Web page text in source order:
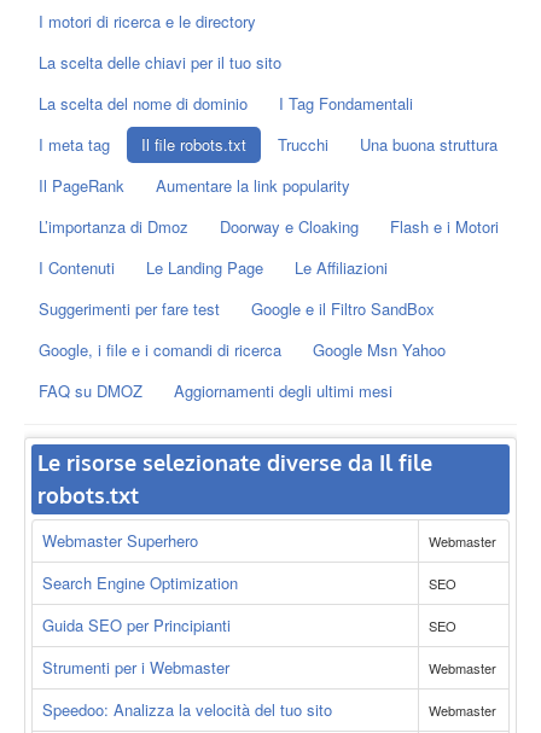
I motori di ricerca e le directory
La scelta delle chiavi per il tuo sito
La scelta del nome di dominio
I Tag Fondamentali
I meta tag
Il file robots.txt Trucchi
Una buona struttura
Il PageRank
Aumentare la link popularity
L’importanza di Dmoz
Doorway e Cloaking
Flash e i Motori
I Contenuti
Le Landing Page
Le Affiliazioni
Suggerimenti per fare test
Google e il Filtro SandBox
Google, i file e i comandi di ricerca
Google Msn Yahoo
FAQ su DMOZ
Aggiornamenti degli ultimi mesi
Le risorse selezionate diverse da Il file
robots.txt
Webmaster Superhero Webmaster
Search Engine Optimization SEO
Guida SEO per Principianti SEO
Strumenti per i Webmaster Webmaster
Speedoo: Analizza la velocità del tuo sito Webmaster